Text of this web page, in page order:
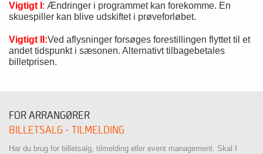
Vigtigt I : Ændringer i programmet kan forekomme. En
skuespiller kan blive udskiftet i prøveforløbet.
Vigtigt II:Ved aflysninger forsøges forestillingen flyttet til et
andet tidspunkt i sæsonen. Alternativt tilbagebetales
billetprisen.
FOR ARRANGØRER
BILLETSALG - TILMELDING
Har du brug for billetsalg, tilmelding eller event management. Skal I